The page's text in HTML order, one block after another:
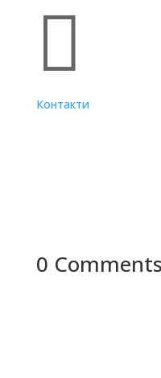

Контакти
0 Comments